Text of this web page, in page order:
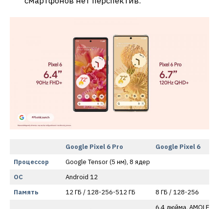
Google Pixel 6 Pro
Google Pixel 6
Процессор
Google Tensor (5 нм), 8 ядер
ОС
Android 12
Память
12 ГБ / 128-256-512 ГБ 8 ГБ / 128-256
6.4 дюйма, AMOLED,